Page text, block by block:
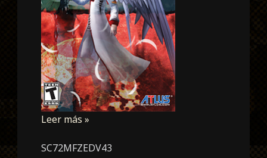
Leer más »
SC72MFZEDV43